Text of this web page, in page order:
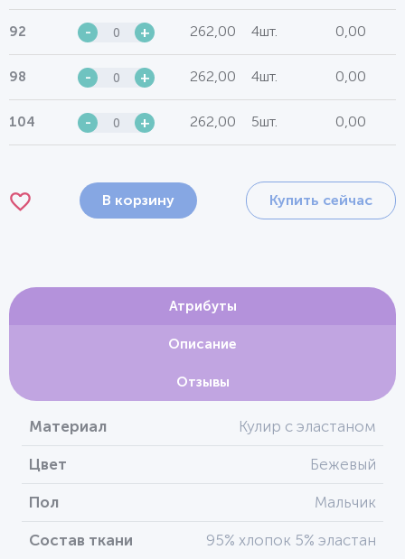
92 - + 262,00 4шт. 0,00
98 - + 262,00 4шт. 0,00
104 - + 262,00 5шт. 0,00
В корзину Купить сейчас
Атрибуты
Описание
Отзывы
Материал Кулир с эластаном
Цвет Бежевый
Пол Мальчик
Состав ткани 95% хлопок 5% эластан